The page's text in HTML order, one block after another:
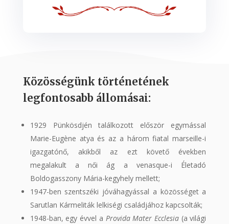
Közösségünk történetének
legfontosabb állomásai:
1929 Pünkösdjén találkozott először egymással
Marie-Eugène atya és az a három fiatal marseille-i
igazgatónő, akikből az ezt követő években
megalakult a női ág a venasque-i Életadó
Boldogasszony Mária-kegyhely mellett;
1947-ben szentszéki jóváhagyással a közösséget a
Sarutlan Kármeliták lelkiségi családjához kapcsolták;
1948-ban, egy évvel a Provida Mater Ecclesia(a világi